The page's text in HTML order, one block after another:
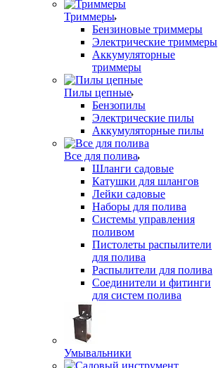
Триммеры
Бензиновые триммеры
Электрические триммеры
Аккумуляторные
триммеры
Пилы цепные
Бензопилы
Электрические пилы
Аккумуляторные пилы
Все для полива
Шланги садовые
Катушки для шлангов
Лейки садовые
Наборы для полива
Системы управления
поливом
Пистолеты распылители
для полива
Распылители для полива
Соединители и фитинги
для систем полива
Умывальники